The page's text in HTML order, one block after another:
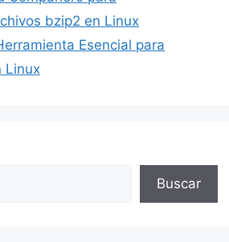
bzip2 en Linux
Esencial para
Linux
Buscar